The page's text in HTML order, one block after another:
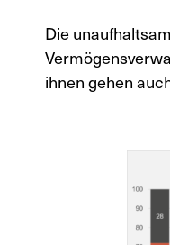
Die
ihnen gehen